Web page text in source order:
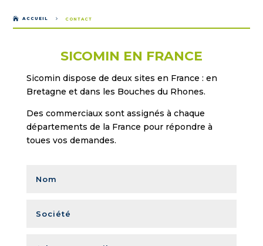
 ACCUEIL 5 CONTACT
SICOMIN EN FRANCE
Sicomin dispose de deux sites en France : en
Bretagne et dans les Bouches du Rhones.
Des commerciaux sont assignés à chaque
départements de la France pour répondre à
toues vos demandes.